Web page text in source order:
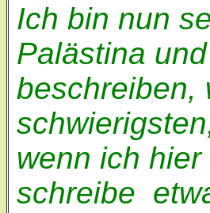
Ich bin nun
Palästina
beschreiben,
wenn ich
schreibe